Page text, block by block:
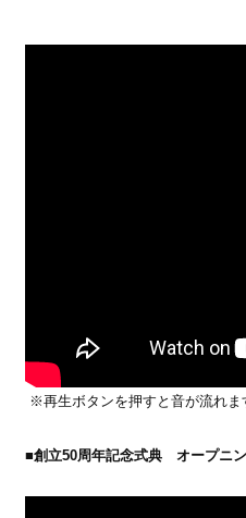
※再生ボタンを押すと音が流れま
■創立50周年記念式典 オープニ